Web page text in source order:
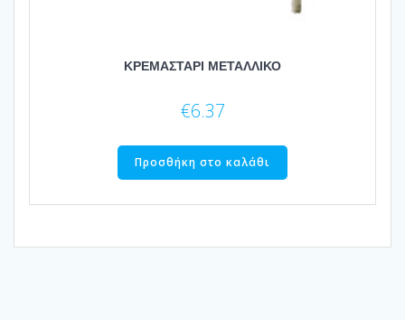
ΚΡΕΜΑΣΤΑΡΙ ΜΕΤΑΛΛΙΚΟ
€6.37
Προσθήκη στο καλάθι